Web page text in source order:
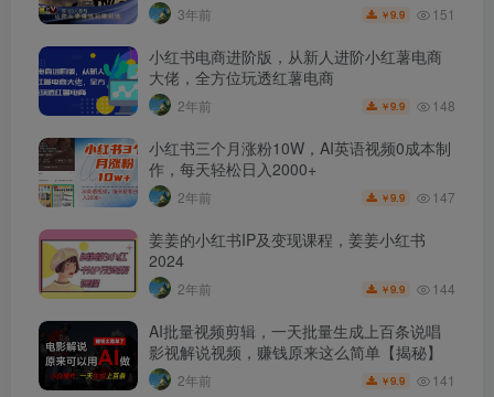
3年前 ￥9.9 151
小红书电商进阶版，从新人进阶小红薯电商
大佬，全方位玩透红薯电商
2年前 ￥9.9 148
小红书三个月涨粉10W，AI英语视频0成本制
作，每天轻松日入2000+
2年前 ￥9.9 147
姜姜的小红书IP及变现课程，姜姜小红书
2024
2年前 ￥9.9 144
AI批量视频剪辑，一天批量生成上百条说唱
影视解说视频，赚钱原来这么简单【揭秘】
2年前 ￥9.9 141